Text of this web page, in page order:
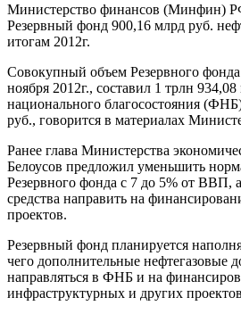
Министерство финансов (Минфин)
Резервный фонд 900,16 млрд руб.
итогам 2012г.
Совокупный объем Резервного
ноября 2012г., составил 1 трлн
национального благосостояния
руб., говорится в материалах
Ранее глава Министерства
Белоусов предложил уменьшить
Резервного фонда с 7 до 5% от ВВП,
средства направить на
проектов.
Резервный фонд планируется
чего дополнительные нефтегазовые
направляться в ФНБ и на
инфраструктурных и других